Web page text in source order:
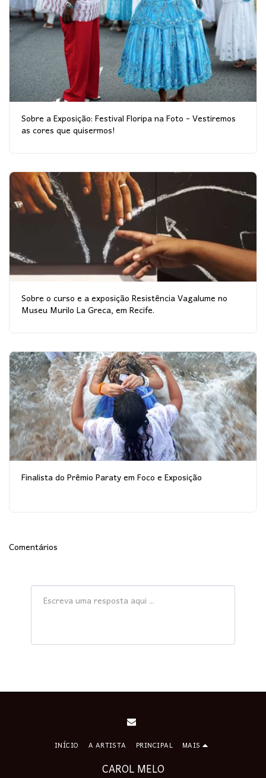
Sobre a Exposição: Festival Floripa na Foto - Vestiremos
as cores que quisermos!
Sobre o curso e a exposição Resistência Vagalume no
Museu Murilo La Greca, em Recife.
Finalista do Prêmio Paraty em Foco e Exposição
Comentários
CAROL MELO
INÍCIO A ARTISTA PRINCIPAL MAIS